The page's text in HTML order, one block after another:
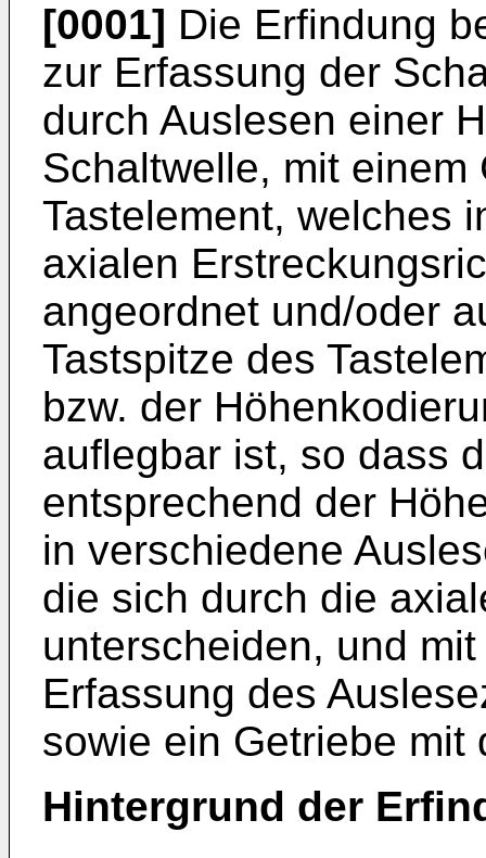
[0001] Die Erfindung
zur Erfassung der
durch Auslesen einer
Schaltwelle, mit
Tastelement, welches
axialen
angeordnet und/oder
Tastspitze des
bzw. der
auflegbar ist, so dass
entsprechend der
in verschiedene
die sich durch die
unterscheiden, und
Erfassung des
sowie ein Getriebe mit
Hintergrund der